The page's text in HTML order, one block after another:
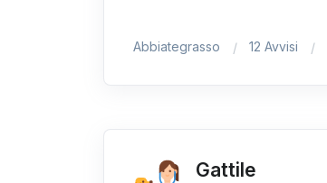
Abbiategrasso 12 Avvisi
Gattile